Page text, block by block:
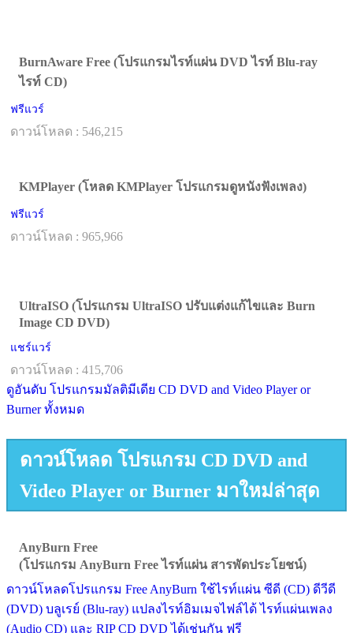
BurnAware Free (โปรแกรมไรท์แผ่น DVD ไรท์ Blu-ray
ไรท์ CD)
ฟรีแวร์
ดาวน์โหลด : 546,215
KMPlayer (โหลด KMPlayer โปรแกรมดูหนังฟังเพลง)
ฟรีแวร์
ดาวน์โหลด : 965,966
UltraISO (โปรแกรม UltraISO ปรับแต่งแก้ไขและ Burn
Image CD DVD)
แชร์แวร์
ดาวน์โหลด : 415,706
ดูอันดับ โปรแกรมมัลติมีเดีย CD DVD and Video Player or
Burner ทั้งหมด
ดาวน์โหลด โปรแกรม CD DVD and
Video Player or Burner มาใหม่ล่าสุด
AnyBurn Free
(โปรแกรม AnyBurn Free ไรท์แผ่น สารพัดประโยชน์)
ดาวน์โหลดโปรแกรม Free AnyBurn ใช้ไรท์แผ่น ซีดี (CD) ดีวีดี
(DVD) บลูเรย์ (Blu-ray) แปลงไรท์อิมเมจไฟล์ได้ ไรท์แผ่นเพลง
(Audio CD) และ RIP CD DVD ได้เช่นกัน ฟรี